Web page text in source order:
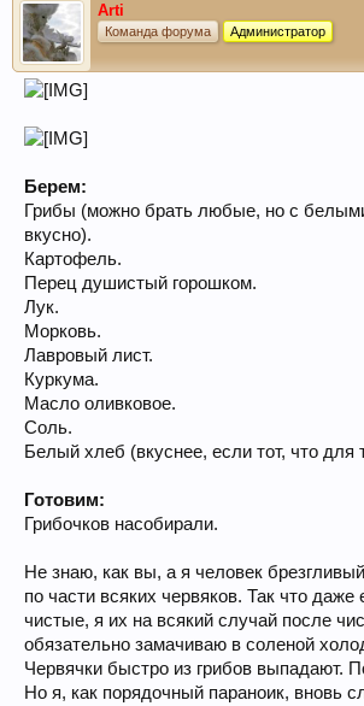
Arti
Команда форума Администратор
Берем:
Грибы (можно брать любые, но с
вкусно).
Картофель.
Перец душистый горошком.
Лук.
Морковь.
Лавровый лист.
Куркума.
Масло оливковое.
Соль.
Белый хлеб (вкуснее, если тот, что для
Готовим:
Грибочков насобирали.
Не знаю, как вы, а я человек
по части всяких червяков. Так что даже
чистые, я их на всякий случай после
обязательно замачиваю в соленой
Червячки быстро из грибов выпадают.
Но я, как порядочный параноик, вновь